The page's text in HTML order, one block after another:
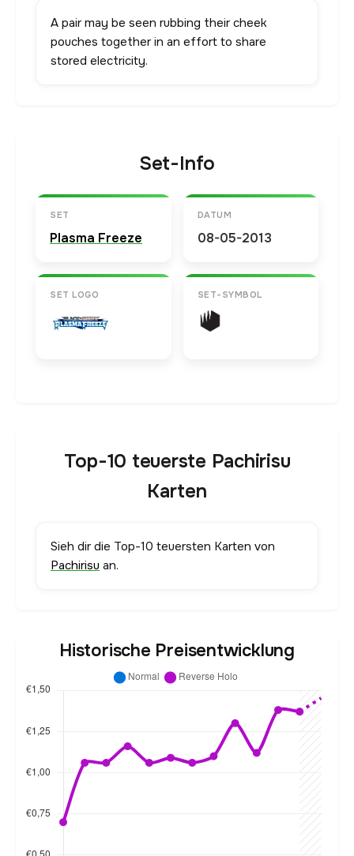
A pair may be seen rubbing their cheek
pouches together in an effort to share
stored electricity.
Set-Info
SET
Plasma Freeze
DATUM
08-05-2013
SET LOGO SET-SYMBOL
Top-10 teuerste Pachirisu
Karten
Sieh dir die Top-10 teuersten Karten von
Pachirisu an.
Historische Preisentwicklung